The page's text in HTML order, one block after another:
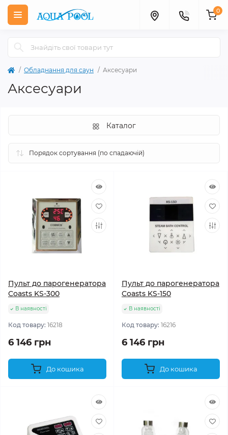
0
Обладнання для саун Аксесуари
Аксесуари
Каталог
Пульт до парогенератора
Coasts KS-300
В наявності
Код товару: 16218
6 146 грн
До кошика
Пульт до парогенератора
Coasts KS-150
В наявності
Код товару: 16216
6 146 грн
До кошика